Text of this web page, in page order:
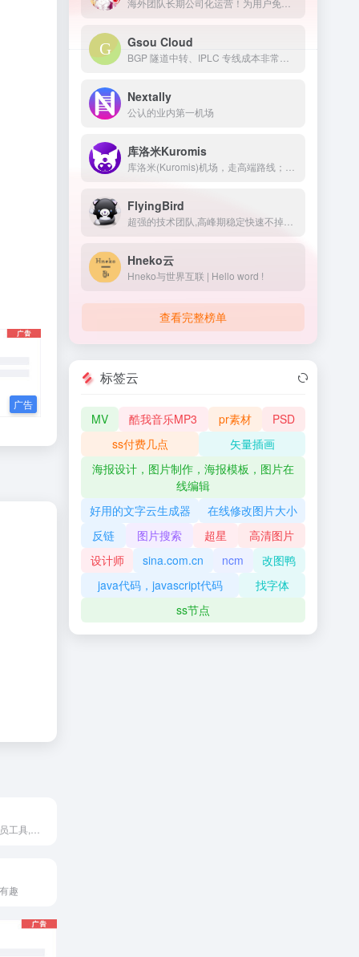
趣
Gsou Cloud
Nextally
公认的业内第一机场
库洛米Kuromis
FlyingBird
Hneko云
Hneko与世界互联 | Hello word !
查看完整榜单
标签云
MV 酷我音乐MP3 pr素材
PSD
ss付费几点
矢量插画
海报设计，图片制作，海报模板，图片在
线编辑
好用的文字云生成器
在线修改图片大小
反链
图片搜索 超星
高清图片
设计师
sina.com.cn ncm
改图鸭
java代码，javascript代码
找字体
ss节点